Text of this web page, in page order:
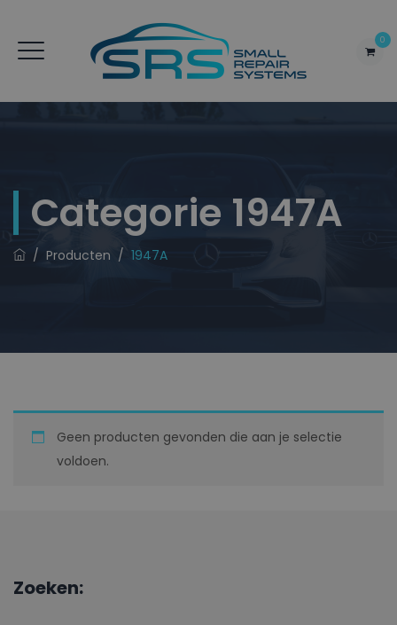
0
Categorie 1947A
/ Producten / 1947A
Geen producten gevonden die aan je selectie
voldoen.
Zoeken: